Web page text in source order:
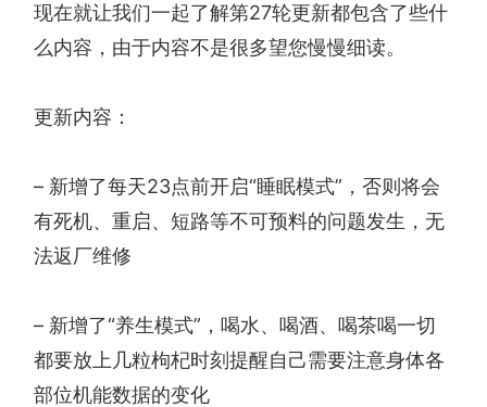
现在就让我们一起了解第27轮更新都包含了些什
么内容，由于内容不是很多望您慢慢细读。
更新内容：
– 新增了每天23点前开启“睡眠模式”，否则将会
有死机、重启、短路等不可预料的问题发生，无
法返厂维修
– 新增了“养生模式”，喝水、喝酒、喝茶喝一切
都要放上几粒枸杞时刻提醒自己需要注意身体各
部位机能数据的变化